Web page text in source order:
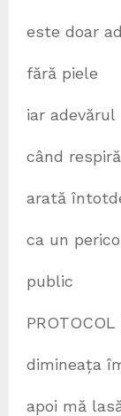
este doar
fără piele
iar adevărul
când
arată
ca un
public
PROTOCOL
dimineața
apoi mă